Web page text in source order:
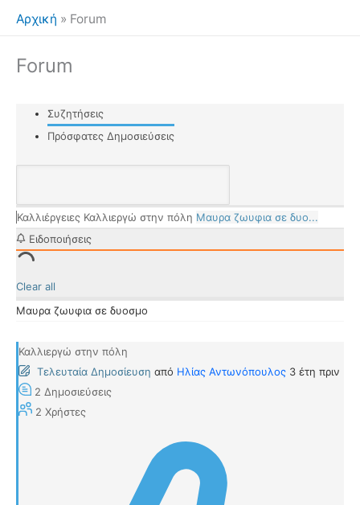
Αρχική » Forum
Forum
Συζητήσεις
Πρόσφατες Δημοσιεύσεις
Καλλιέργειες Καλλιεργώ στην πόλη Μαυρα ζωυφια σε δυο...
Ειδοποιήσεις
Clear all
Μαυρα ζωυφια σε δυοσμο
Καλλιεργώ στην πόλη
Τελευταία Δημοσίευση από Ηλίας Αντωνόπουλος 3 έτη πριν
2 Δημοσιεύσεις
2 Χρήστες